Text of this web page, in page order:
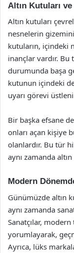
Altın Kutuları
Altın kutuları
nesnelerin
kutuların, içindeki
inançlar vardır. Bu
durumunda başa
kutunun içindeki
uyarı görevi
Bir başka efsane
onları açan kişiye
olanlardır. Bu tür
aynı zamanda
Modern
Günümüzde altın
aynı zamanda
Sanatçılar,
yorumlayarak,
Ayrıca, lüks